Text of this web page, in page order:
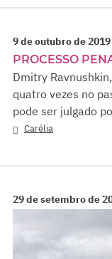
9 de outubro de 2019
PROCESSO
Dmitry
quatro vezes no
pode ser julgado
Carélia
29 de setembro de